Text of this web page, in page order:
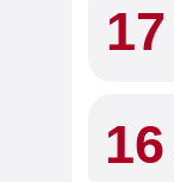
17
16